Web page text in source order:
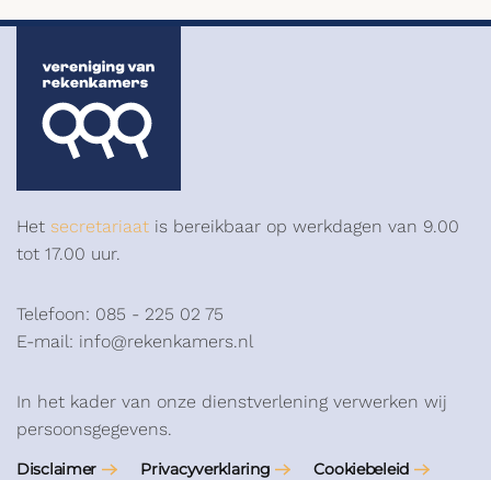
Het secretariaat is bereikbaar op werkdagen van 9.00
tot 17.00 uur.
Telefoon: 085 - 225 02 75
E-mail: info@rekenkamers.nl
In het kader van onze dienstverlening verwerken wij
persoonsgegevens.
Disclaimer Privacyverklaring
Cookiebeleid